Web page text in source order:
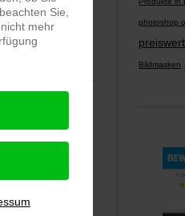
(Stand 02.01.2026) photoshop
Bildmasken
Sie,
mehr